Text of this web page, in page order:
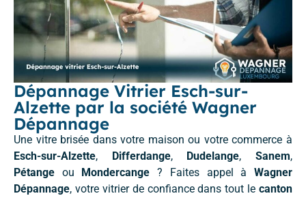
Dépannage Vitrier Esch-sur-
Alzette par la société Wagner
Dépannage
Une vitre brisée dans votre maison ou votre commerce à
Esch-sur-Alzette, Differdange, Dudelange,Sanem,
Pétange ou Mondercange ? Faites appel àWagner
Dépannage, votre vitrier de confiance dans tout le canton